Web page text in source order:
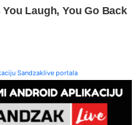
Sandzaklive portala